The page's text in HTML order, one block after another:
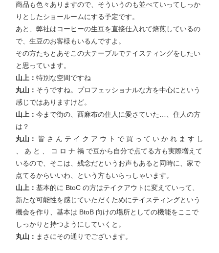
商品も色々ありますので、そういうのも並べていってしっか
りとしたショールームにする予定です。
あと、弊社はコーヒーの生豆を直接仕入れて焙煎しているの
で、生豆のお客様もいるんですよ。
その方たちとあそこの大テーブルでテイスティングをしたい
と思っています。
山上： 特別な空間ですね
丸山： そうですね。プロフェッショナルな方を中心にという
感じではありますけど。
山上： 今まで街の、西麻布の住人に愛さていた…、住人の方
は？
丸山： 皆 さ ん テ イ ク ア ウ ト で 買 っ て い か れ ま す し
、 あ と 、 コ ロ ナ 禍 で豆から自分で点てる方も実際増えて
いるので、そこは、残念だというお声もあると同時に、家で
点てるからいいわ、という方もいらっしゃいます。
山上： 基本的に BtoC の方はテイクアウトに変えていって、
新たな可能性を感じていただくためにテイスティングという
機会を作り、基本は BtoB 向けの場所としての機能をここで
しっかりと持つようにしていくと。
丸山： まさにその通りでございます。